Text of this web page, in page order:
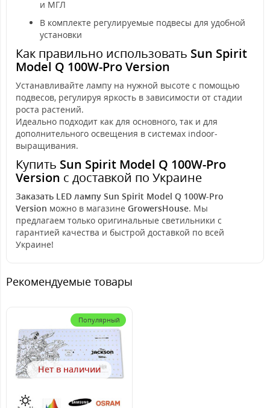
и МГЛ
В комплекте регулируемые подвесы для удобной
установки
Как правильно использовать Sun Spirit
Model Q 100W-Pro Version
Устанавливайте лампу на нужной высоте с помощью
подвесов, регулируя яркость в зависимости от стадии
роста растений.
Идеально подходит как для основного, так и для
дополнительного освещения в системах indoor-
выращивания.
Купить Sun Spirit Model Q 100W-Pro
Version с доставкой по Украине
Заказать LED лампу Sun Spirit Model Q 100W-Pro
Version можно в магазине GrowersHouse. Мы
предлагаем только оригинальные светильники с
гарантией качества и быстрой доставкой по всей
Украине!
Рекомендуемые товары
Популярный
Нет в наличии